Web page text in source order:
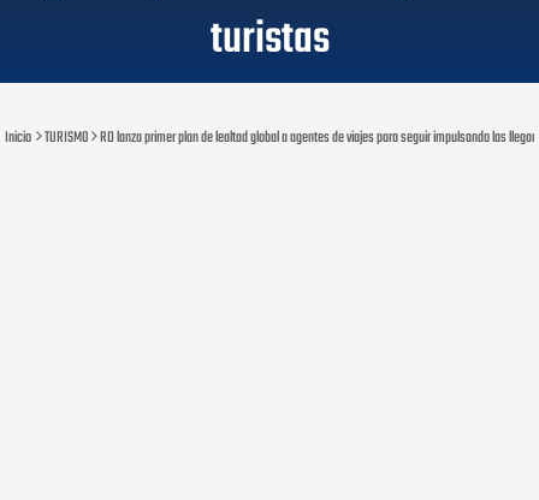
turistas
Inicio TURISMO RD lanza primer plan de lealtad global a agentes de viajes para seguir impulsando las